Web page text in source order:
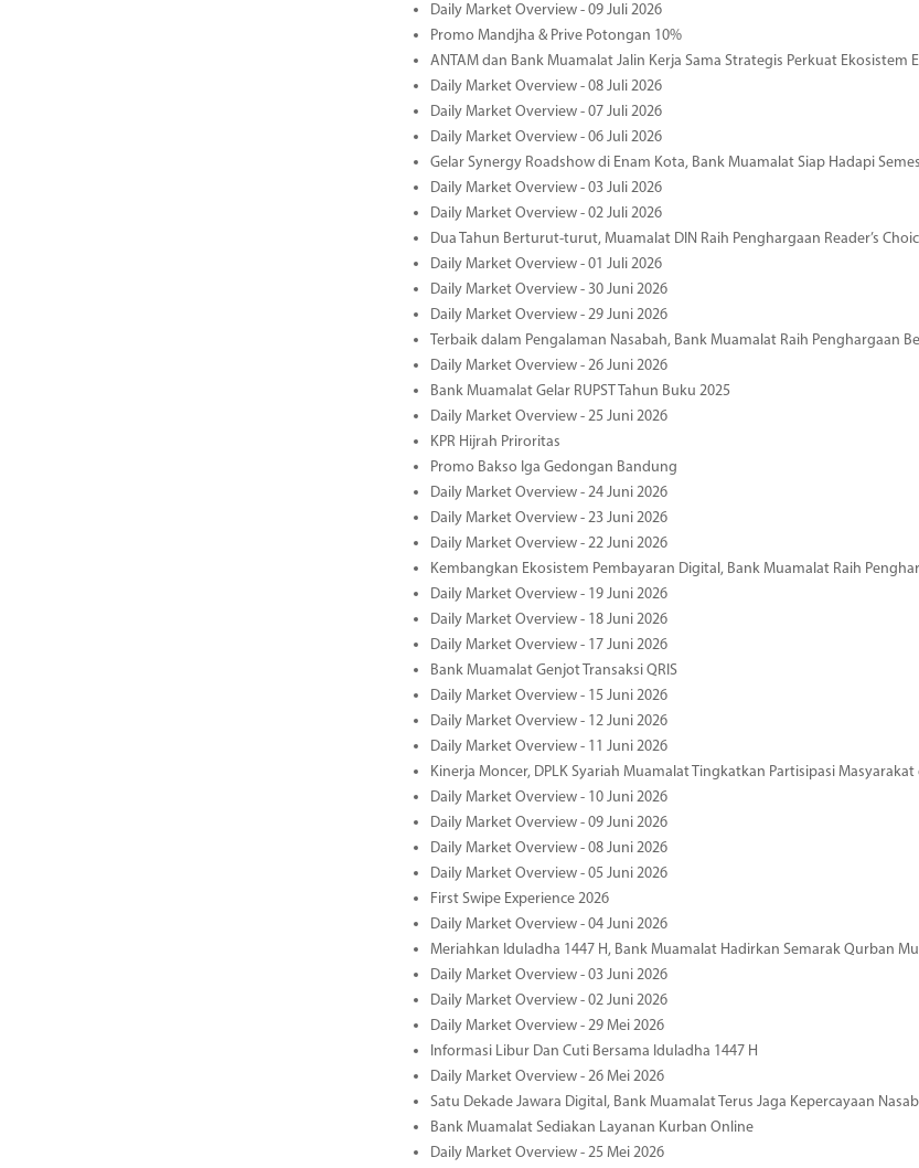
Daily Market Overview - 09 Juli 2026
Promo Mandjha & Prive Potongan 10%
ANTAM dan Bank Muamalat Jalin Kerja Sama Strategis Perkuat Ekosistem
Daily Market Overview - 08 Juli 2026
Daily Market Overview - 07 Juli 2026
Daily Market Overview - 06 Juli 2026
Gelar Synergy Roadshow di Enam Kota, Bank Muamalat Siap Hadapi
Daily Market Overview - 03 Juli 2026
Daily Market Overview - 02 Juli 2026
Dua Tahun Berturut-turut, Muamalat DIN Raih Penghargaan Reader’s
Daily Market Overview - 01 Juli 2026
Daily Market Overview - 30 Juni 2026
Daily Market Overview - 29 Juni 2026
Terbaik dalam Pengalaman Nasabah, Bank Muamalat Raih Penghargaan
Daily Market Overview - 26 Juni 2026
Bank Muamalat Gelar RUPST Tahun Buku 2025
Daily Market Overview - 25 Juni 2026
KPR Hijrah Priroritas
Promo Bakso Iga Gedongan Bandung
Daily Market Overview - 24 Juni 2026
Daily Market Overview - 23 Juni 2026
Daily Market Overview - 22 Juni 2026
Kembangkan Ekosistem Pembayaran Digital, Bank Muamalat Raih
Daily Market Overview - 19 Juni 2026
Daily Market Overview - 18 Juni 2026
Daily Market Overview - 17 Juni 2026
Bank Muamalat Genjot Transaksi QRIS
Daily Market Overview - 15 Juni 2026
Daily Market Overview - 12 Juni 2026
Daily Market Overview - 11 Juni 2026
Kinerja Moncer, DPLK Syariah Muamalat Tingkatkan Partisipasi
Daily Market Overview - 10 Juni 2026
Daily Market Overview - 09 Juni 2026
Daily Market Overview - 08 Juni 2026
Daily Market Overview - 05 Juni 2026
First Swipe Experience 2026
Daily Market Overview - 04 Juni 2026
Meriahkan Iduladha 1447 H, Bank Muamalat Hadirkan Semarak Qurban
Daily Market Overview - 03 Juni 2026
Daily Market Overview - 02 Juni 2026
Daily Market Overview - 29 Mei 2026
Informasi Libur Dan Cuti Bersama Iduladha 1447 H
Daily Market Overview - 26 Mei 2026
Satu Dekade Jawara Digital, Bank Muamalat Terus Jaga Kepercayaan
Bank Muamalat Sediakan Layanan Kurban Online
Daily Market Overview - 25 Mei 2026